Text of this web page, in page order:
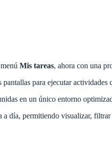
Mis tareas, ahora con una
para ejecutar
en un único entorno
día, permitiendo visualizar,